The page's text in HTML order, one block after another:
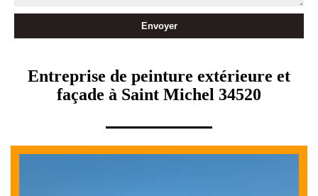
Entreprise de peinture extérieure et
façade à Saint Michel 34520